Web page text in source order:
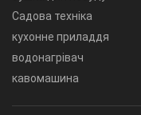
Садова техніка
кухонне приладдя
водонагрівач
кавомашина